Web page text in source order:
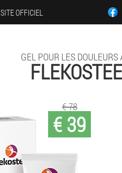
SITE OFFICIEL
GEL POUR LES
€ 39
€ 78